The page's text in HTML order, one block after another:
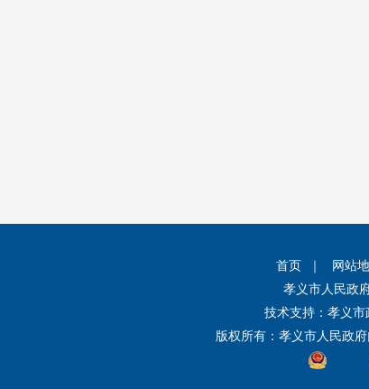
首页 网站
孝义市人民政
技术支持：孝义
版权所有：孝义市人民政